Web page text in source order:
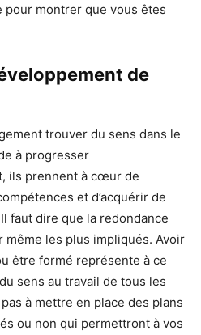
montrer que vous êtes
de
trouver du sens dans le
à progresser
ils prennent à cœur de
et d’acquérir de
faut dire que la redondance
même les plus impliqués. Avoir
être formé représente à ce
sens au travail de tous les
à mettre en place des plans
ou non qui permettront à vos